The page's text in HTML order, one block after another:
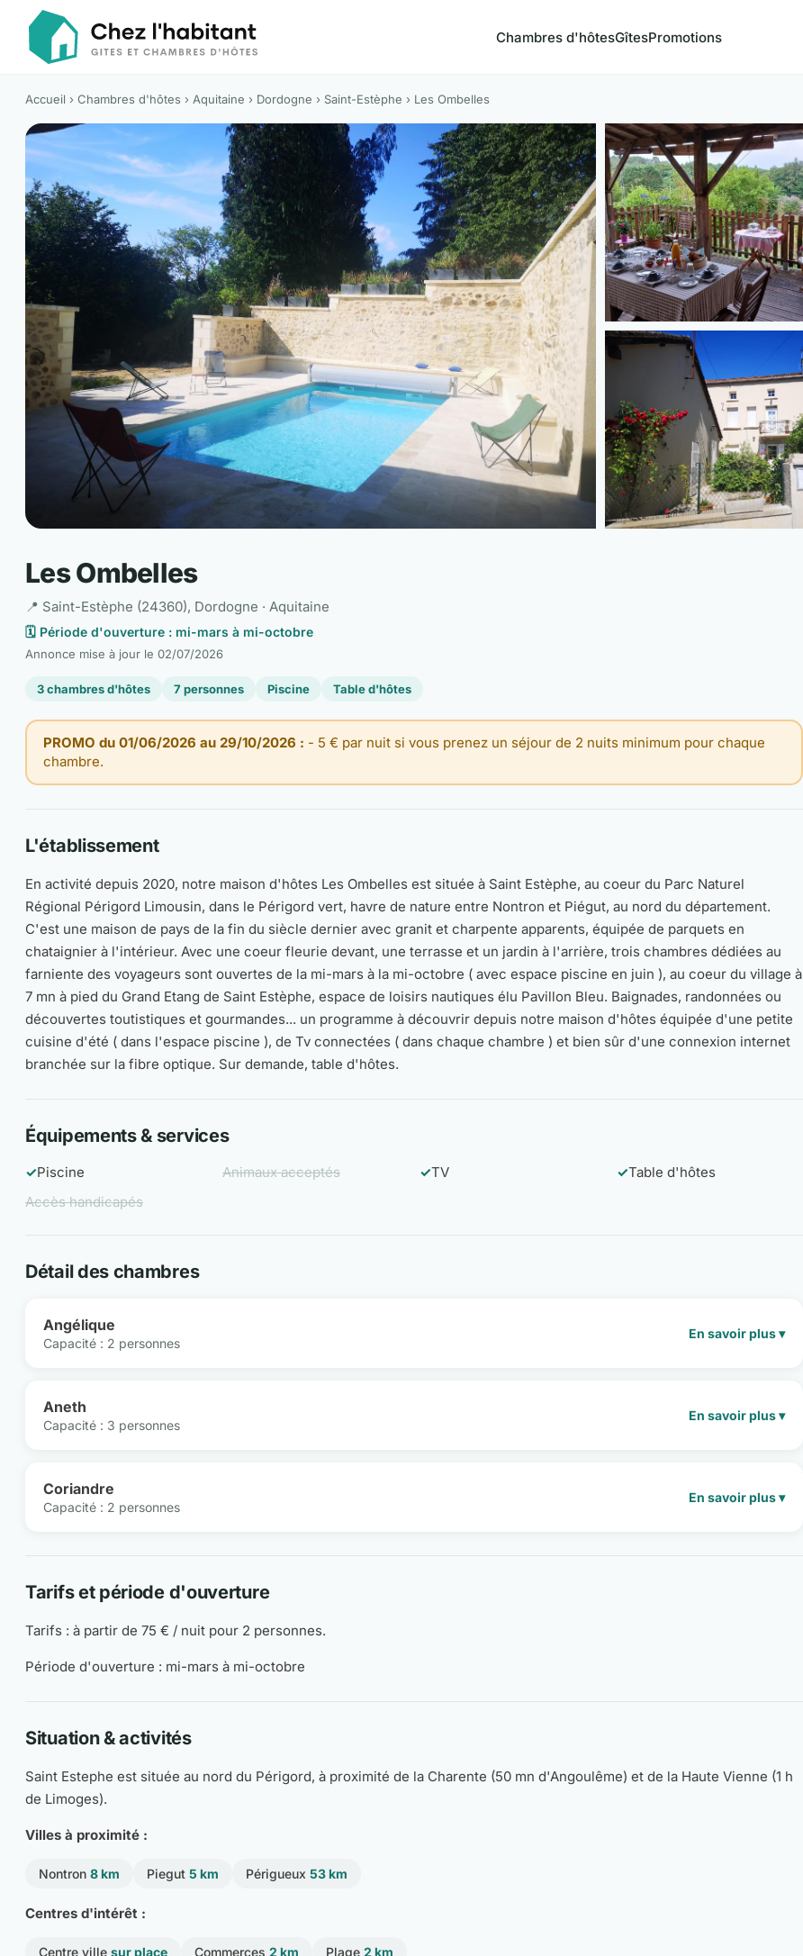
Chambres d'hôtesGîtesPromotions
Accueil › Chambres d'hôtes › Aquitaine › Dordogne › Saint-Estèphe › Les Ombelles
Les Ombelles
📍 Saint-Estèphe (24360), Dordogne · Aquitaine
🗓️ Période d'ouverture : mi-mars à mi-octobre
Annonce mise à jour le 02/07/2026
3 chambres d'hôtes 7 personnes Piscine Table d'hôtes
PROMO du 01/06/2026 au 29/10/2026 : - 5 € par nuit si vous prenez un séjour de 2 nuits minimum pour chaque
chambre.
L'établissement
En activité depuis 2020, notre maison d'hôtes Les Ombelles est située à Saint Estèphe, au coeur du Parc Naturel
Régional Périgord Limousin, dans le Périgord vert, havre de nature entre Nontron et Piégut, au nord du département.
C'est une maison de pays de la fin du siècle dernier avec granit et charpente apparents, équipée de parquets en
chataignier à l'intérieur. Avec une coeur fleurie devant, une terrasse et un jardin à l'arrière, trois chambres dédiées au
farniente des voyageurs sont ouvertes de la mi-mars à la mi-octobre ( avec espace piscine en juin ), au coeur du village à
7 mn à pied du Grand Etang de Saint Estèphe, espace de loisirs nautiques élu Pavillon Bleu. Baignades, randonnées ou
découvertes toutistiques et gourmandes... un programme à découvrir depuis notre maison d'hôtes équipée d'une petite
cuisine d'été ( dans l'espace piscine ), de Tv connectées ( dans chaque chambre ) et bien sûr d'une connexion internet
branchée sur la fibre optique. Sur demande, table d'hôtes.
Équipements & services
✓Piscine Animaux acceptés ✓TV ✓Table d'hôtes
Accès handicapés
Détail des chambres
Angélique
Capacité : 2 personnes
En savoir plus ▾
Aneth
Capacité : 3 personnes
En savoir plus ▾
Coriandre
Capacité : 2 personnes
En savoir plus ▾
Tarifs et période d'ouverture
Tarifs : à partir de 75 € / nuit pour 2 personnes.
Période d'ouverture : mi-mars à mi-octobre
Situation & activités
Saint Estephe est située au nord du Périgord, à proximité de la Charente (50 mn d'Angoulême) et de la Haute Vienne (1 h
de Limoges).
Villes à proximité :
Nontron 8 km Piegut 5 km Périgueux 53 km
Centres d'intérêt :
Centre ville sur place Commerces 2 km Plage 2 km